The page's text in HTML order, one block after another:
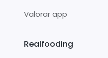
Valorar app
Realfooding